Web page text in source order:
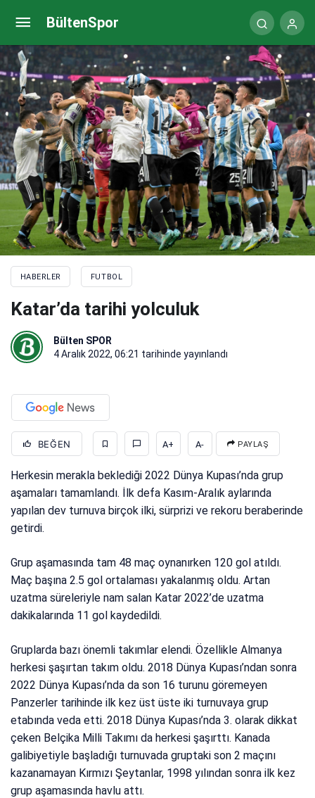
BültenSpor
HABERLER FUTBOL
Katar’da tarihi yolculuk
Bülten SPOR
4 Aralık 2022, 06:21 tarihinde yayınlandı
BEĞEN A+ A- PAYLAŞ
Herkesin merakla beklediği 2022 Dünya Kupası’nda grup
aşamaları tamamlandı. İlk defa Kasım-Aralık aylarında
yapılan dev turnuva birçok ilki, sürprizi ve rekoru beraberinde
getirdi.
Grup aşamasında tam 48 maç oynanırken 120 gol atıldı.
Maç başına 2.5 gol ortalaması yakalanmış oldu. Artan
uzatma süreleriyle nam salan Katar 2022’de uzatma
dakikalarında 11 gol kaydedildi.
Gruplarda bazı önemli takımlar elendi. Özellikle Almanya
herkesi şaşırtan takım oldu. 2018 Dünya Kupası’ndan sonra
2022 Dünya Kupası’nda da son 16 turunu göremeyen
Panzerler tarihinde ilk kez üst üste iki turnuvaya grup
etabında veda etti. 2018 Dünya Kupası’nda 3. olarak dikkat
çeken Belçika Milli Takımı da herkesi şaşırttı. Kanada
galibiyetiyle başladığı turnuvada gruptaki son 2 maçını
kazanamayan Kırmızı Şeytanlar, 1998 yılından sonra ilk kez
grup aşamasında havlu attı.
İsviçre Milli Takımı’nda Murat Yakın şov!